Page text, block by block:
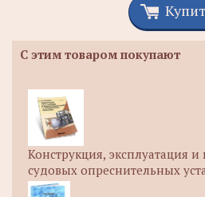
С этим товаром покупают
Конструкция, эксплуатация
судовых опреснительных